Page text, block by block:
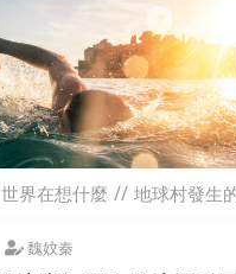
世界在想什麼 地球村發生
魏妏秦